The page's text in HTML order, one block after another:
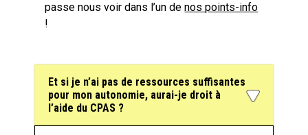
passe nous voir dans l’un denos points-info
!
Et si je n’ai pas de ressources suffisantes
pour mon autonomie, aurai-je droit à
l’aide du CPAS ?